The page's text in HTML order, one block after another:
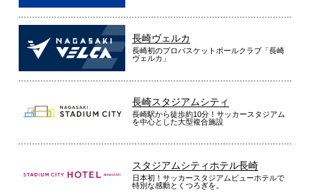
長崎ヴェルカ
長崎初のプロバスケットボールクラブ「長崎
ヴェルカ」
長崎スタジアムシティ
長崎駅から徒歩約10分！サッカースタジアム
を中心とした大型複合施設
スタジアムシティホテル長崎
日本初！サッカースタジアムビューホテルで
特別な感動とくつろぎを。